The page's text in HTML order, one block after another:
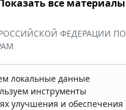
все материалы
ФЕДЕРАЦИИ ПО
локальные данные
инструменты
улучшения и обеспечения